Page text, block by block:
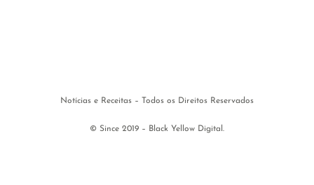
Notícias e Receitas – Todos os Direitos Reservados
© Since 2019 – Black Yellow Digital.